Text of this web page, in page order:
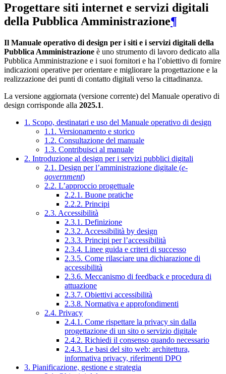
Progettare siti internet e servizi digitali
della Pubblica Amministrazione¶
Il Manuale operativo di design per i siti e i servizi digitali della
Pubblica Amministrazione è uno strumento di lavoro dedicato alla
Pubblica Amministrazione e i suoi fornitori e ha l’obiettivo di fornire
indicazioni operative per orientare e migliorare la progettazione e la
realizzazione dei punti di contatto digitali verso la cittadinanza.
La versione aggiornata (versione corrente) del Manuale operativo di
design corrisponde alla 2025.1.
1. Scopo, destinatari e uso del Manuale operativo di design
1.1. Versionamento e storico
1.2. Consultazione del manuale
1.3. Contribuisci al manuale
2. Introduzione al design per i servizi pubblici digitali
2.1. Design per l’amministrazione digitale (e-
government)
2.2. L’approccio progettuale
2.2.1. Buone pratiche
2.2.2. Principi
2.3. Accessibilità
2.3.1. Definizione
2.3.2. Accessibilità by design
2.3.3. Principi per l’accessibilità
2.3.4. Linee guida e criteri di successo
2.3.5. Come rilasciare una dichiarazione di
accessibilità
2.3.6. Meccanismo di feedback e procedura di
attuazione
2.3.7. Obiettivi accessibilità
2.3.8. Normativa e approfondimenti
2.4. Privacy
2.4.1. Come rispettare la privacy sin dalla
progettazione di un sito o servizio digitale
2.4.2. Richiedi il consenso quando necessario
2.4.3. Le basi del sito web: architettura,
informativa privacy, riferimenti DPO
3. Pianificazione, gestione e strategia